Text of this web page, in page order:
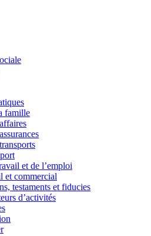
famille
et de l’emploi
et commercial
testaments et fiducies
d’activités